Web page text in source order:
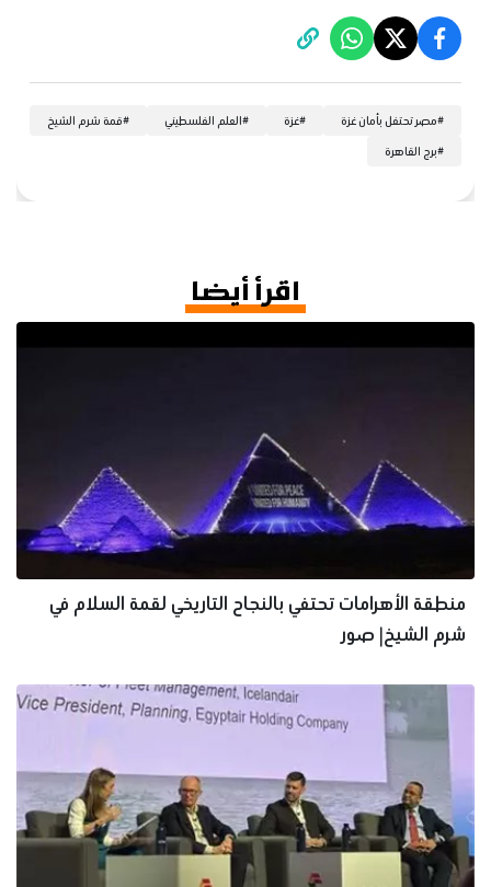
#مصر تحتفل بأمان غزة #غزة #العلم الفلسطيني #قمة شرم الشيخ
#برج القاهرة
اقرأ أيضا
منطقة الأهرامات تحتفي بالنجاح التاريخي لقمة السلام في
شرم الشيخ| صور